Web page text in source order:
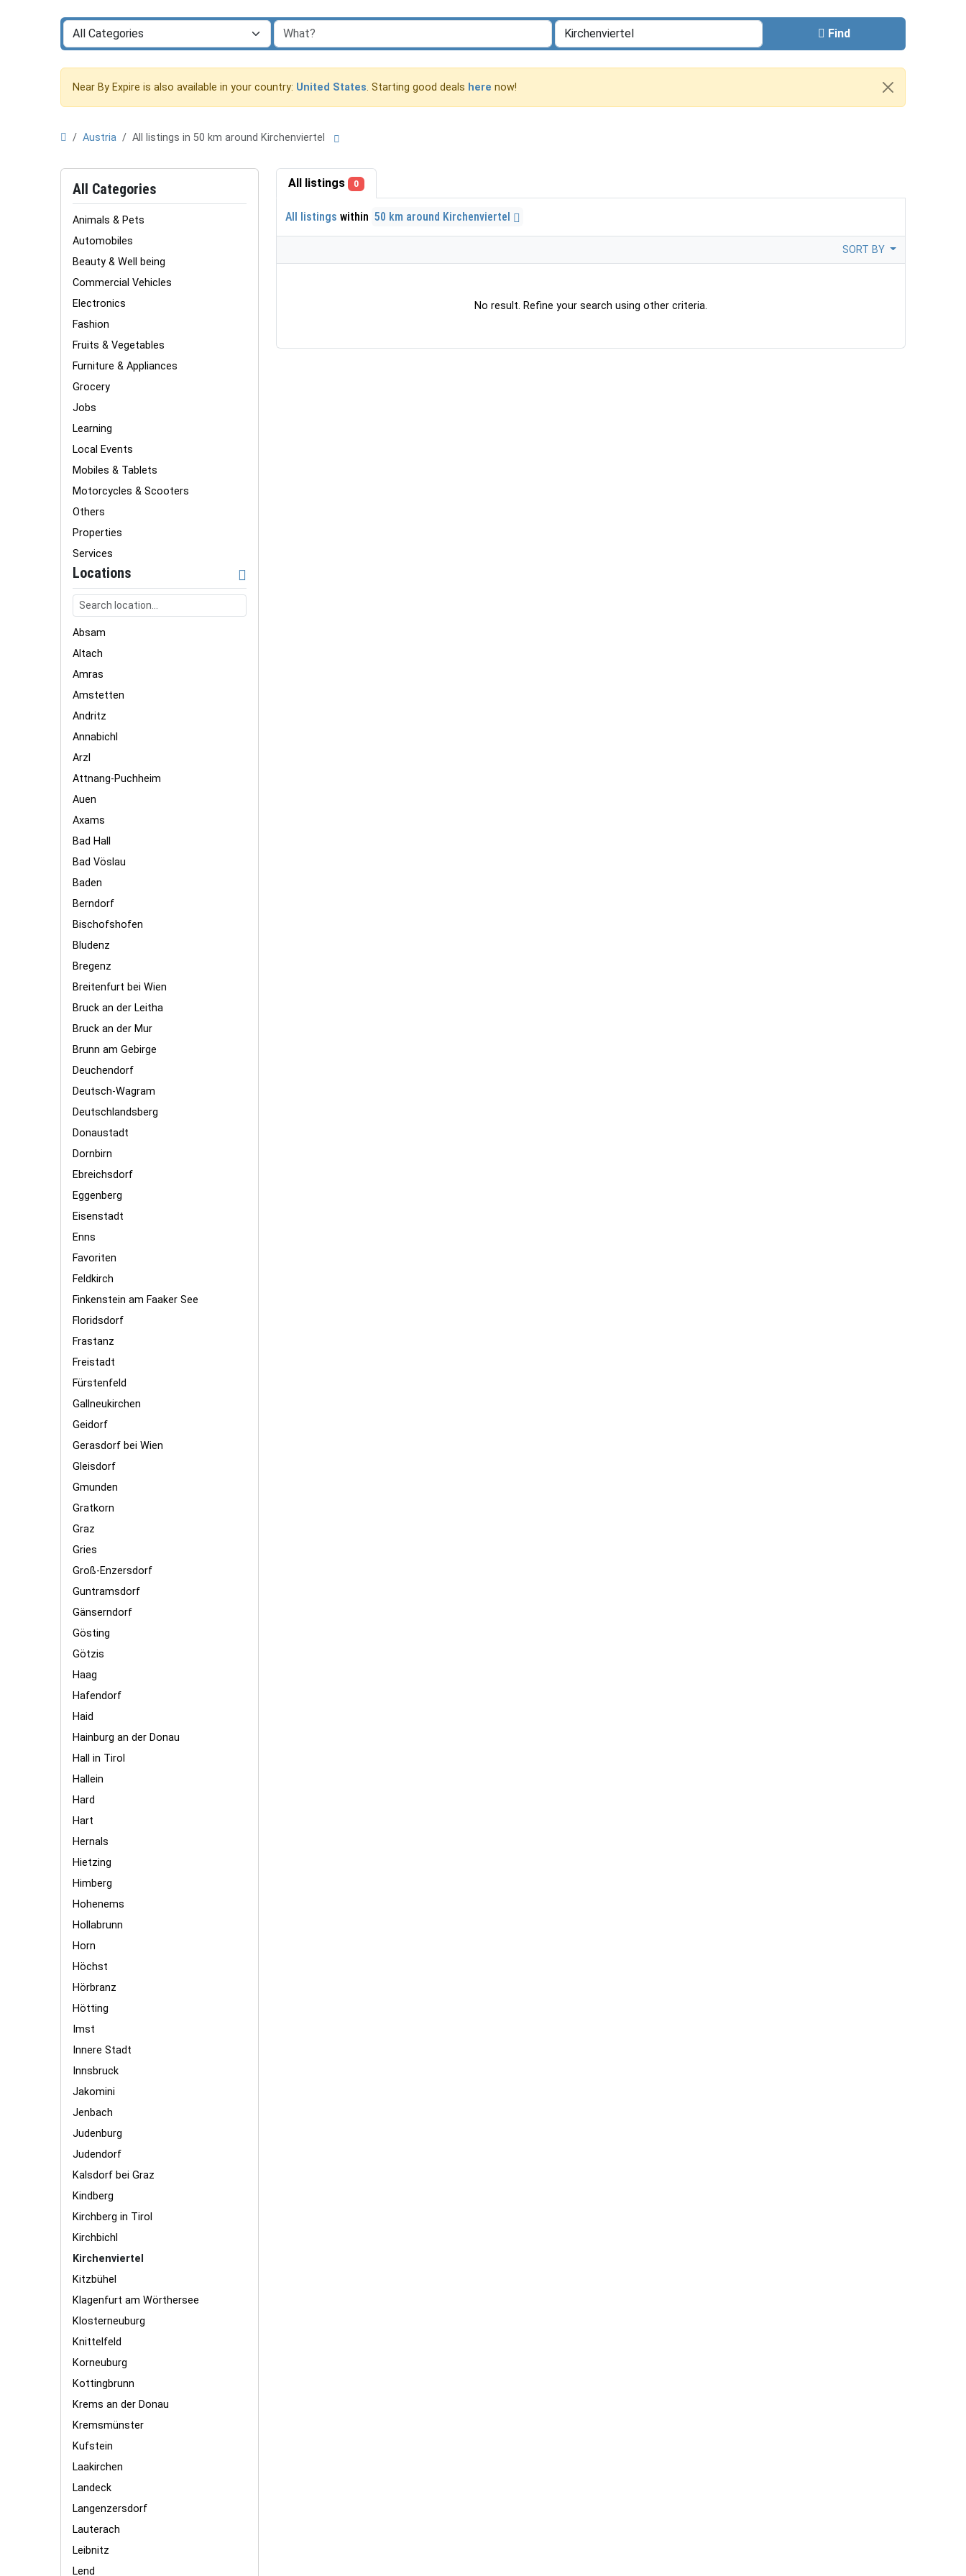
Find
Near By Expire is also available in your country: United States. Starting good deals here now!
Austria All listings in 50 km around Kirchenviertel
All Categories
Animals & Pets
Automobiles
Beauty & Well being
Commercial Vehicles
Electronics
Fashion
Fruits & Vegetables
Furniture & Appliances
Grocery
Jobs
Learning
Local Events
Mobiles & Tablets
Motorcycles & Scooters
Others
Properties
Services
Locations
Absam
Altach
Amras
Amstetten
Andritz
Annabichl
Arzl
Attnang-Puchheim
Auen
Axams
Bad Hall
Bad Vöslau
Baden
Berndorf
Bischofshofen
Bludenz
Bregenz
Breitenfurt bei Wien
Bruck an der Leitha
Bruck an der Mur
Brunn am Gebirge
Deuchendorf
Deutsch-Wagram
Deutschlandsberg
Donaustadt
Dornbirn
Ebreichsdorf
Eggenberg
Eisenstadt
Enns
Favoriten
Feldkirch
Finkenstein am Faaker See
Floridsdorf
Frastanz
Freistadt
Fürstenfeld
Gallneukirchen
Geidorf
Gerasdorf bei Wien
Gleisdorf
Gmunden
Gratkorn
Graz
Gries
Groß-Enzersdorf
Guntramsdorf
Gänserndorf
Gösting
Götzis
Haag
Hafendorf
Haid
Hainburg an der Donau
Hall in Tirol
Hallein
Hard
Hart
Hernals
Hietzing
Himberg
Hohenems
Hollabrunn
Horn
Höchst
Hörbranz
Hötting
Imst
Innere Stadt
Innsbruck
Jakomini
Jenbach
Judenburg
Judendorf
Kalsdorf bei Graz
Kindberg
Kirchberg in Tirol
Kirchbichl
Kirchenviertel
Kitzbühel
Klagenfurt am Wörthersee
Klosterneuburg
Knittelfeld
Korneuburg
Kottingbrunn
Krems an der Donau
Kremsmünster
Kufstein
Laakirchen
Landeck
Langenzersdorf
Lauterach
Leibnitz
Lend
All listings 0
All listings within 50 km around Kirchenviertel
SORT BY
No result. Refine your search using other criteria.